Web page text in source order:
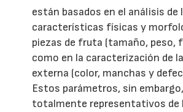
están basados en el análisis de
características físicas y
piezas de fruta (tamaño, peso,
como en la caracterización de
externa (color, manchas y
Estos parámetros, sin
totalmente representativos de